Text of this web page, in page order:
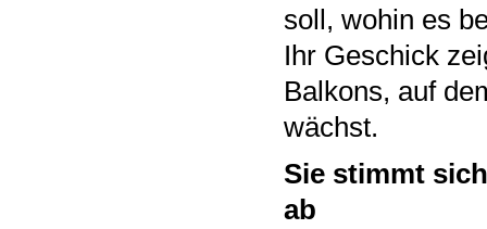
soll, wohin es
Ihr Geschick
Balkons, auf
wächst.
Sie stimmt
ab